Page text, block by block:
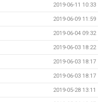
2019-06-11 10:33
2019-06-09 11:59
2019-06-04 09:32
2019-06-03 18:22
2019-06-03 18:17
2019-06-03 18:17
2019-05-28 13:11